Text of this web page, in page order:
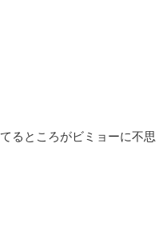
るところがビミョーに不思